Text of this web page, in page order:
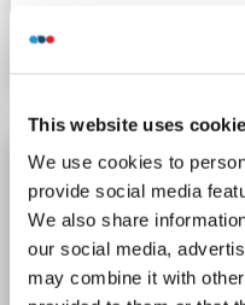
This website uses
We use cookies to
provide social media
We also share
our social media,
may combine it with
CHRFAM7A
CHRFAM7A
WB
Hôte: Lapin
1 image